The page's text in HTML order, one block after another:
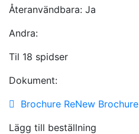
Återanvändbara: Ja
Andra:
Til 18 spidser
Dokument:
Brochure ReNew Brochure
Lägg till beställning